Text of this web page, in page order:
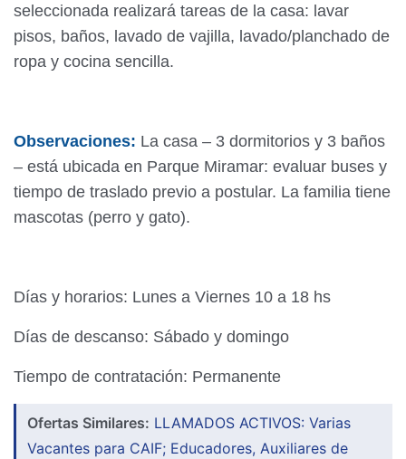
seleccionada realizará tareas de la casa: lavar
pisos, baños, lavado de vajilla, lavado/planchado de
ropa y cocina sencilla.
Observaciones: La casa – 3 dormitorios y 3 baños
– está ubicada en Parque Miramar: evaluar buses y
tiempo de traslado previo a postular. La familia tiene
mascotas (perro y gato).
Días y horarios: Lunes a Viernes 10 a 18 hs
Días de descanso: Sábado y domingo
Tiempo de contratación: Permanente
Ofertas Similares: LLAMADOS ACTIVOS: Varias
Vacantes para CAIF; Educadores, Auxiliares de